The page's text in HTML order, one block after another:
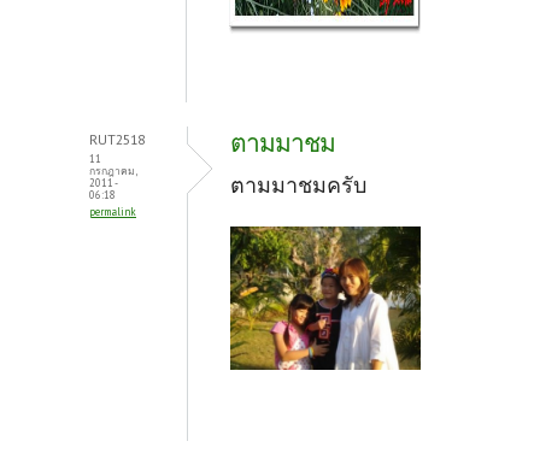
RUT2518
11
กรกฎาคม,
2011 -
06:18
permalink
ตามมาชม
ตามมาชมครับ